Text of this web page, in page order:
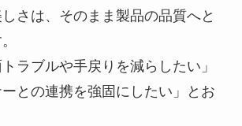
さは、そのまま製品の品質へと
トラブルや手戻りを減らしたい」
ーとの連携を強固にしたい」とお